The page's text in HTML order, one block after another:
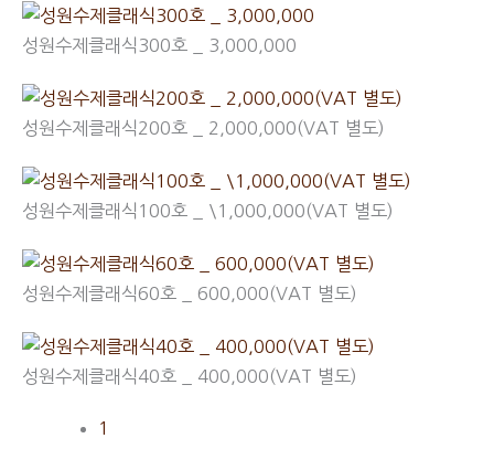
성원수제클래식300호 _ 3,000,000
성원수제클래식200호 _ 2,000,000(VAT 별도)
성원수제클래식100호 _ \1,000,000(VAT 별도)
성원수제클래식60호 _ 600,000(VAT 별도)
성원수제클래식40호 _ 400,000(VAT 별도)
1